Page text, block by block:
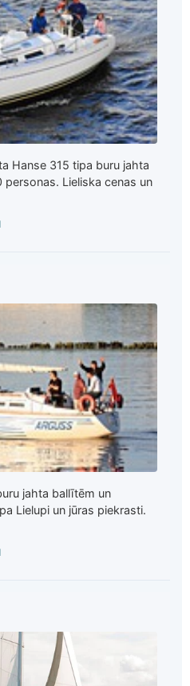
Hanse 315 tipa buru jahta
personas. Lieliska cenas un
jahta ballītēm un
Lielupi un jūras piekrasti.